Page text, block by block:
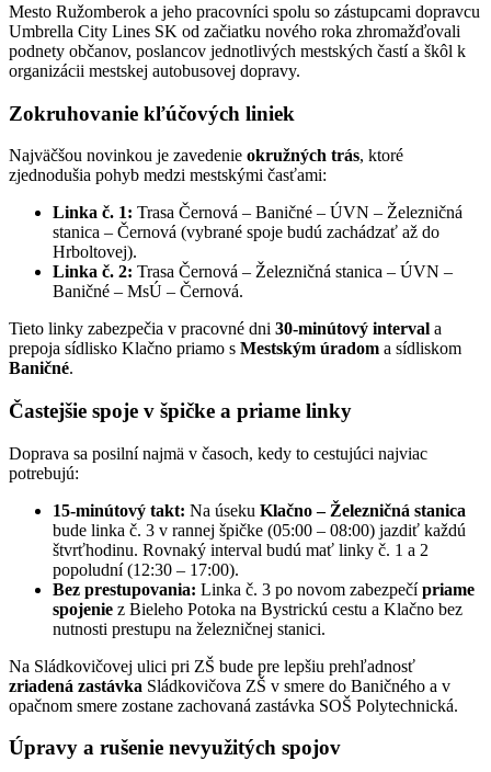
Mesto Ružomberok a jeho pracovníci spolu so zástupcami dopravcu
Umbrella City Lines SK od začiatku nového roka zhromažďovali
podnety občanov, poslancov jednotlivých mestských častí a škôl k
organizácii mestskej autobusovej dopravy.
Zokruhovanie kľúčových liniek
Najväčšou novinkou je zavedenie okružných trás, ktoré
zjednodušia pohyb medzi mestskými časťami:
Linka č. 1: Trasa Černová – Baničné – ÚVN – Železničná
stanica – Černová (vybrané spoje budú zachádzať až do
Hrboltovej).
Linka č. 2: Trasa Černová – Železničná stanica – ÚVN –
Baničné – MsÚ – Černová.
Tieto linky zabezpečia v pracovné dni 30-minútový interval a
prepoja sídlisko Klačno priamo s Mestským úradom a sídliskom
Baničné.
Častejšie spoje v špičke a priame linky
Doprava sa posilní najmä v časoch, kedy to cestujúci najviac
potrebujú:
15-minútový takt: Na úseku Klačno – Železničná stanica
bude linka č. 3 v rannej špičke (05:00 – 08:00) jazdiť každú
štvrťhodinu. Rovnaký interval budú mať linky č. 1 a 2
popoludní (12:30 – 17:00).
Bez prestupovania: Linka č. 3 po novom zabezpečípriame
spojenie z Bieleho Potoka na Bystrickú cestu a Klačno bez
nutnosti prestupu na železničnej stanici.
Na Sládkovičovej ulici pri ZŠ bude pre lepšiu prehľadnosť
zriadená zastávka Sládkovičova ZŠ v smere do Baničného a v
opačnom smere zostane zachovaná zastávka SOŠ Polytechnická.
Úpravy a rušenie nevyužitých spojov